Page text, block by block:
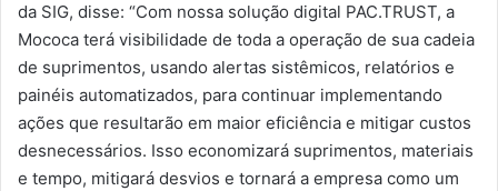
da SIG, disse: “Com nossa solução digital PAC.TRUST, a
Mococa terá visibilidade de toda a operação de sua cadeia
de suprimentos, usando alertas sistêmicos, relatórios e
painéis automatizados, para continuar implementando
ações que resultarão em maior eficiência e mitigar custos
desnecessários. Isso economizará suprimentos, materiais
e tempo, mitigará desvios e tornará a empresa como um